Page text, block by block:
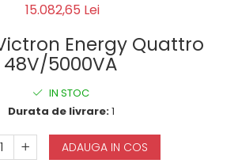
15.082,65 Lei
Energy Quattro
48V/5000VA
IN STOC
Durata de livrare:1
ADAUGA IN COS